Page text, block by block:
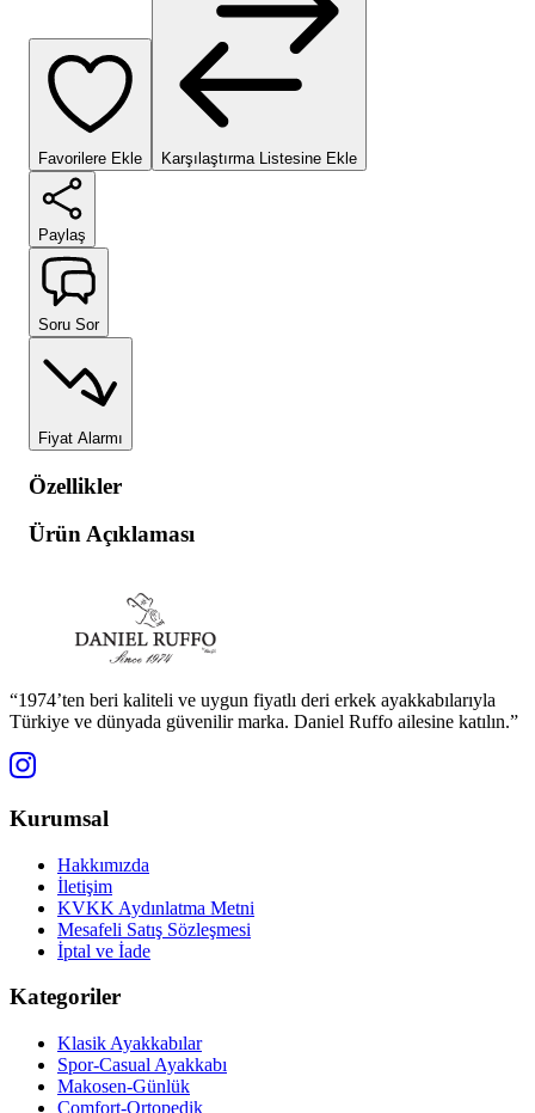
Favorilere Ekle Karşılaştırma Listesine Ekle
Paylaş
Soru Sor
Fiyat Alarmı
Özellikler
Ürün Açıklaması
“1974’ten beri kaliteli ve uygun fiyatlı deri erkek ayakkabılarıyla
Türkiye ve dünyada güvenilir marka. Daniel Ruffo ailesine katılın.”
Kurumsal
Hakkımızda
İletişim
KVKK Aydınlatma Metni
Mesafeli Satış Sözleşmesi
İptal ve İade
Kategoriler
Klasik Ayakkabılar
Spor-Casual Ayakkabı
Makosen-Günlük
Comfort-Ortopedik